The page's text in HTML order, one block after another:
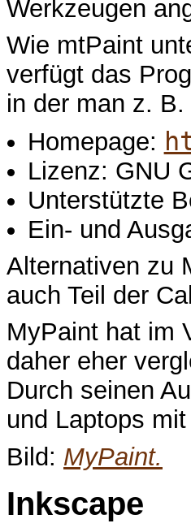
Werkzeugen
Wie mtPaint
verfügt das
in der man z.
Homepage:
Lizenz: GNU
Unterstützte
Ein- und
Alternativen zu
auch Teil der
MyPaint hat im
daher eher
Durch seinen
und Laptops
Bild: MyPaint.
Inkscape